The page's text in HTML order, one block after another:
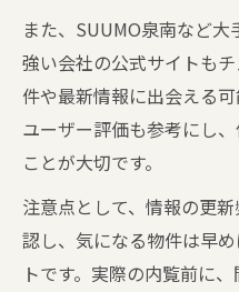
また、SUUMO泉南など
強い会社の公式サイトも
件や最新情報に出会える
ユーザー評価も参考にし
ことが大切です。
注意点として、情報の更
認し、気になる物件は早
トです。実際の内覧前に